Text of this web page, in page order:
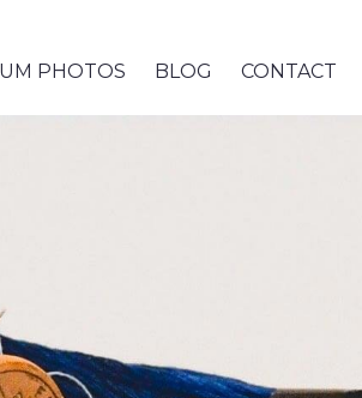
PHOTOS BLOG CONTACT